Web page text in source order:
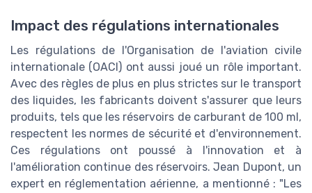
Impact des régulations internationales
Les régulations de l'Organisation de l'aviation civile
internationale (OACI) ont aussi joué un rôle important.
Avec des règles de plus en plus strictes sur le transport
des liquides, les fabricants doivent s'assurer que leurs
produits, tels que les réservoirs de carburant de 100 ml,
respectent les normes de sécurité et d'environnement.
Ces régulations ont poussé à l'innovation et à
l'amélioration continue des réservoirs. Jean Dupont, un
expert en réglementation aérienne, a mentionné : "Les